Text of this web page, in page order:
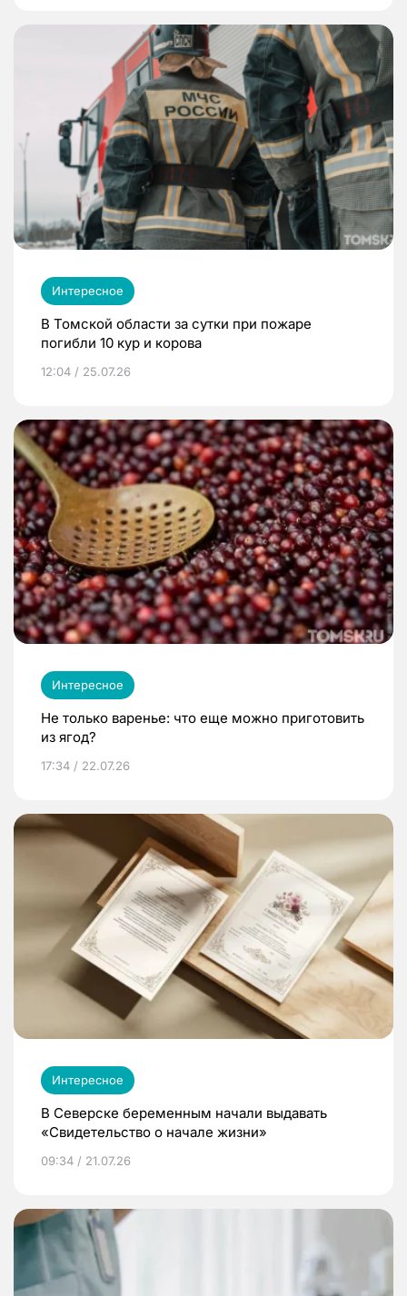
Интересное
В Томской области за сутки при пожаре
погибли 10 кур и корова
12:04 / 25.07.26
Интересное
Не только варенье: что еще можно приготовить
из ягод?
17:34 / 22.07.26
Интересное
В Северске беременным начали выдавать
«Свидетельство о начале жизни»
09:34 / 21.07.26